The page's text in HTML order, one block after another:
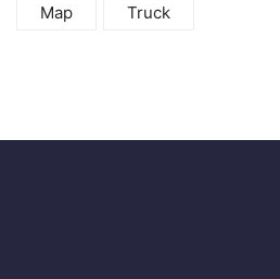
Map Truck